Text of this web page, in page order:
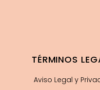
TÉRMINOS
Aviso Legal y